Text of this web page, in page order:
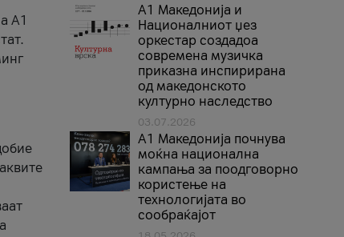
A1
А1 Македонија и
Националниот џез
оркестар создадоа
современа музичка
приказна инспирирана
од македонското
културно наследство
03.07.2026
A1 Македонија почнува
моќна национална
кампања за поодговорно
користење на
технологијата во
сообраќајот